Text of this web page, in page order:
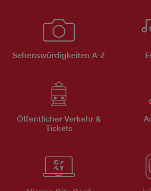
Sehenswürdigkeiten A-Z
Öffentlicher Verkehr &
Tickets